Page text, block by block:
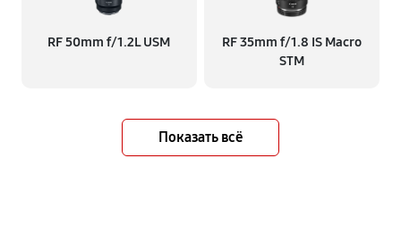
RF 50mm f/1.2L USM
RF 35mm f/1.8 IS Macro
STM
Показать всё